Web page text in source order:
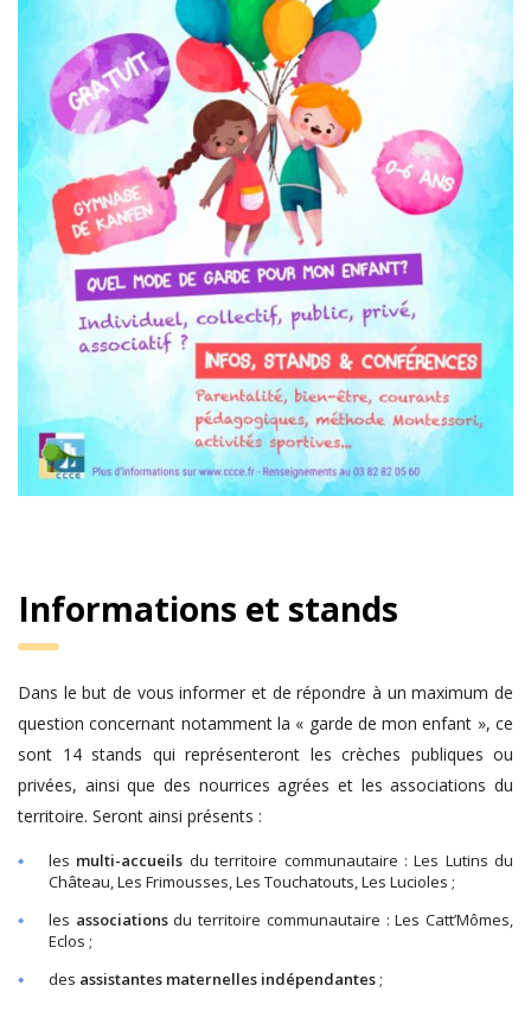
Informations et stands
Dans le but de vous informer et de répondre à un maximum de
question concernant notamment la « garde de mon enfant », ce
sont 14 stands qui représenteront les crèches publiques ou
privées, ainsi que des nourrices agrées et les associations du
territoire. Seront ainsi présents :
les multi-accueils du territoire communautaire : Les Lutins du
Château, Les Frimousses, Les Touchatouts, Les Lucioles ;
les associationsdu territoire communautaire : Les Catt’Mômes,
Eclos ;
des assistantes maternelles indépendantes;